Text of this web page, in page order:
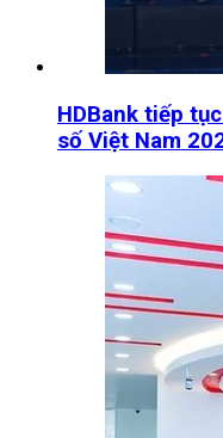
HDBank tiếp
số Việt Nam